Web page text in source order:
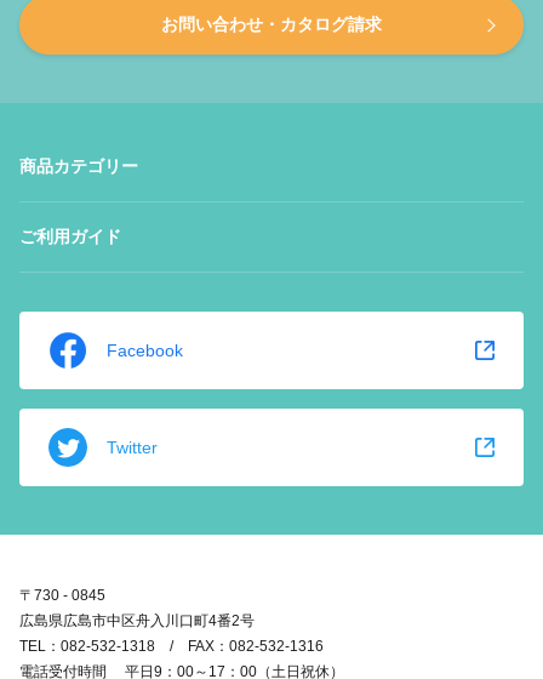
お問い合わせ・カタログ請求
商品カテゴリー
ご利用ガイド
Facebook
Twitter
〒730 - 0845
広島県広島市中区舟入川口町4番2号
TEL：082-532-1318 / FAX：082-532-1316
電話受付時間 平日9：00～17：00（土日祝休）